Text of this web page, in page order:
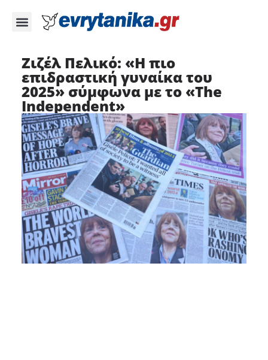
Ζιζέλ Πελικό: «Η πιο
επιδραστική γυναίκα του
2025» σύμφωνα με το «The
Independent»